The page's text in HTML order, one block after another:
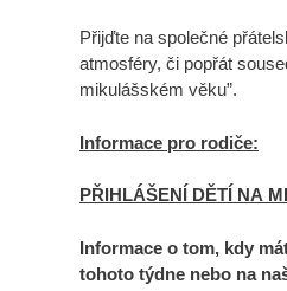
Přijďte na společné
atmosféry, či popřát
mikulášském věku”.
Informace pro rodiče:
PŘIHLÁŠENÍ DĚTÍ NA
Informace o tom, kdy
tohoto týdne nebo na